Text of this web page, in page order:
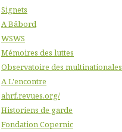
Signets
A Bâbord
WSWS
Mémoires des luttes
Observatoire des multinationales
A L'encontre
ahrf.revues.org/
Historiens de garde
Fondation Copernic